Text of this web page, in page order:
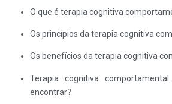
O que é terapia cognitiva
Os princípios da terapia cognitiva
Os benefícios da terapia cognitiva
Terapia cognitiva
encontrar?